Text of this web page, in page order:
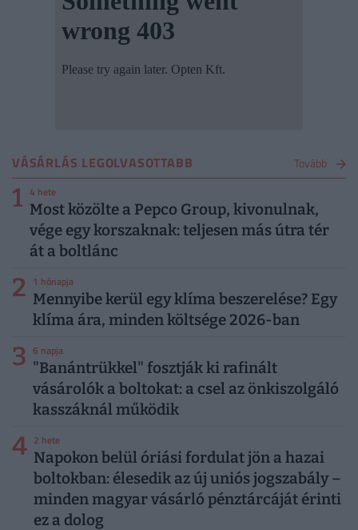
VÁSÁRLÁS LEGOLVASOTTABB Tovább
1 4 hete
Most közölte a Pepco Group, kivonulnak,
vége egy korszaknak: teljesen más útra tér
át a boltlánc
2 1 hónapja
Mennyibe kerül egy klíma beszerelése? Egy
klíma ára, minden költsége 2026-ban
3 6 napja
"Banántrükkel" fosztják ki rafinált
vásárolók a boltokat: a csel az önkiszolgáló
kasszáknál működik
4 2 hete
Napokon belül óriási fordulat jön a hazai
boltokban: élesedik az új uniós jogszabály –
minden magyar vásárló pénztárcáját érinti
ez a dolog